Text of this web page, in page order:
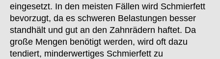
eingesetzt. In den meisten Fällen wird Schmierfett
bevorzugt, da es schweren Belastungen besser
standhält und gut an den Zahnrädern haftet. Da
große Mengen benötigt werden, wird oft dazu
tendiert, minderwertiges Schmierfett zu